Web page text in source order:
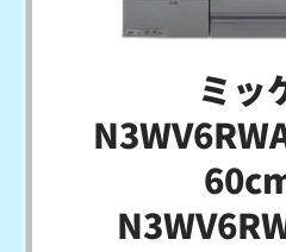
ミッ